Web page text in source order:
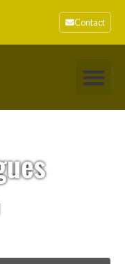
Contact